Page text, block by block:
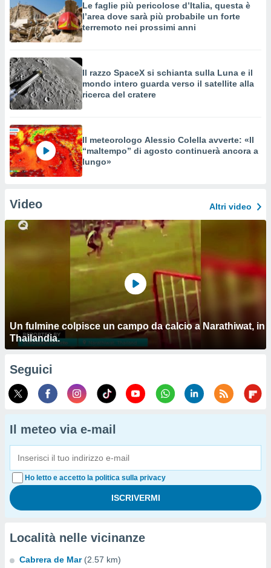
Le faglie più pericolose d’Italia, questa è
l’area dove sarà più probabile un forte
terremoto nei prossimi anni
Il razzo SpaceX si schianta sulla Luna e il
mondo intero guarda verso il satellite alla
ricerca del cratere
Il meteorologo Alessio Colella avverte: «Il
“maltempo” di agosto continuerà ancora a
lungo»
Video Altri video
Un fulmine colpisce un campo da calcio a Narathiwat, in
Thailandia.
Seguici
Il meteo via e-mail
Ho letto e accetto la politica sulla privacy
Località nelle vicinanze
Cabrera de Mar (2.57 km)